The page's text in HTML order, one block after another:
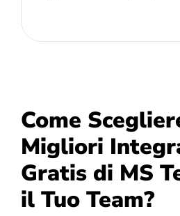
Come
Migliori
Gratis di MS
il Tuo Team?